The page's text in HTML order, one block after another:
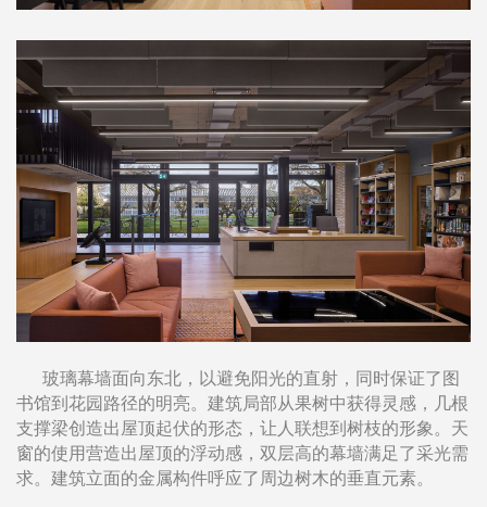
玻璃幕墙面向东北，以避免阳光的直射，同时保证了图
书馆到花园路径的明亮。建筑局部从果树中获得灵感，几根
支撑梁创造出屋顶起伏的形态，让人联想到树枝的形象。天
窗的使用营造出屋顶的浮动感，双层高的幕墙满足了采光需
求。建筑立面的金属构件呼应了周边树木的垂直元素。